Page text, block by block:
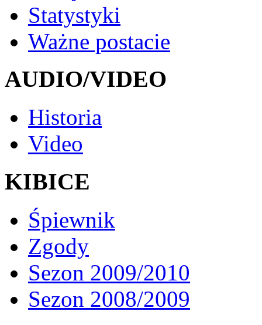
Statystyki
Ważne postacie
AUDIO/VIDEO
Historia
Video
KIBICE
Śpiewnik
Zgody
Sezon 2009/2010
Sezon 2008/2009